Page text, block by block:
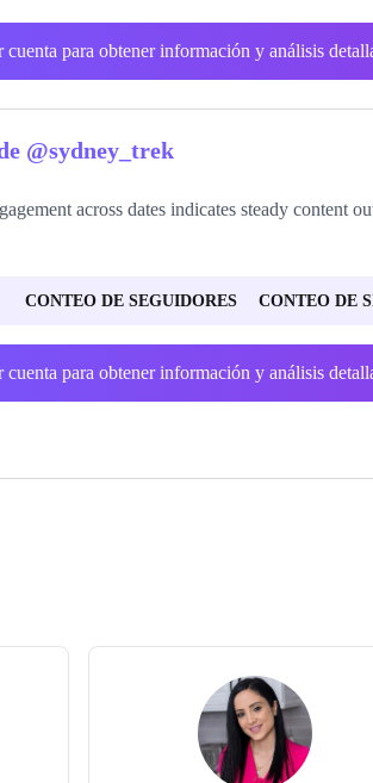
cuenta para obtener información y análisis
@sydney_trek
across dates indicates steady content
CONTEO DE SEGUIDORES CONTEO DE
cuenta para obtener información y análisis